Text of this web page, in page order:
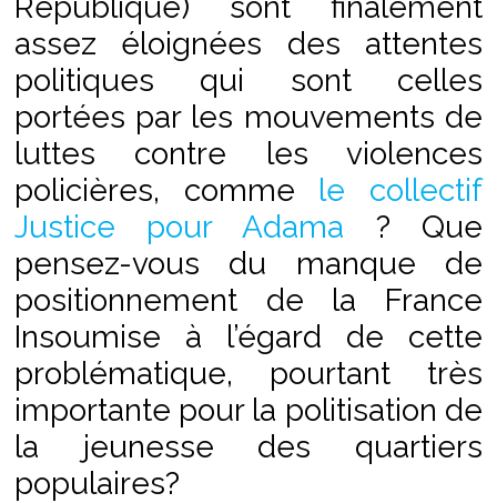
assez éloignées des attentes
politiques qui sont celles
portées par les mouvements de
luttes contre les violences
policières, comme le collectif
Justice pour Adama ? Que
pensez-vous du manque de
positionnement de la France
Insoumise à l’égard de cette
problématique, pourtant très
importante pour la politisation de
la jeunesse des quartiers
populaires?